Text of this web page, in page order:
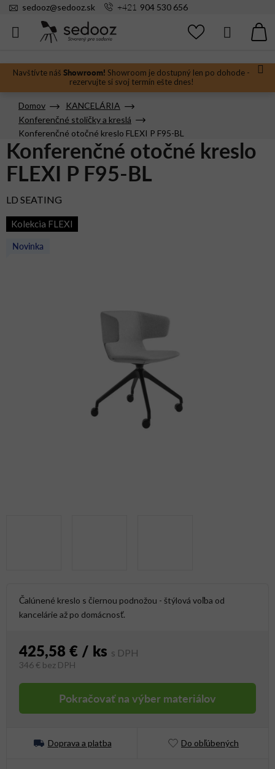
Prejsť
Navštívte náš Showroom! Showroom je dostupný len po dohode -
rezervujte si svoj termín ešte dnes!
sedooz@sedooz.sk +421 904 530 656
Hľadať
Domov
KANCELÁRIA
Konferenčné stoličky a kreslá
Konferenčné otočné kreslo FLEXI P F95-BL
Čalúnené kreslo s čiernou podnožou - štýlová voľba od
kancelárie až po domácnosť.
425,58 € / ks
346 € bez DPH
Pokračovať na výber materiálov
Doprava a platba Do obľúbených
Konferenčné otočné kreslo
FLEXI P F95-BL
LD SEATING
Kolekcia FLEXI
Novinka